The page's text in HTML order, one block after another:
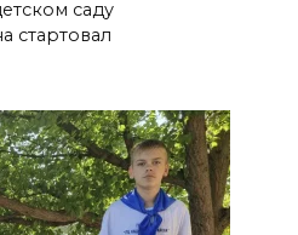
саду
стартовал